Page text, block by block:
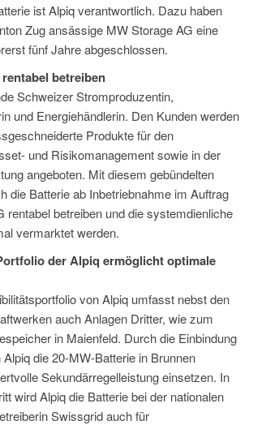
ist Alpiq verantwortlich. Dazu haben
Zug ansässige MW Storage AG eine
fünf Jahre abgeschlossen.
betreiben
Schweizer Stromproduzentin,
und Energiehändlerin. Den Kunden werden
Produkte für den
und Risikomanagement sowie in der
angeboten. Mit diesem gebündelten
die Batterie ab Inbetriebnahme im Auftrag
rentabel betreiben und die systemdienliche
vermarktet werden.
der Alpiq ermöglicht optimale
von Alpiq umfasst nebst den
auch Anlagen Dritter, wie zum
in Maienfeld. Durch die Einbindung
die 20-MW-Batterie in Brunnen
Sekundärregelleistung einsetzen. In
wird Alpiq die Batterie bei der nationalen
Swissgrid auch für